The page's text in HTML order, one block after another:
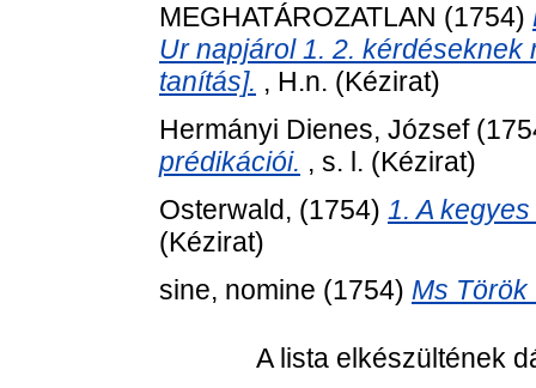
MEGHATÁROZATLAN (1754)
Ur napjárol 1. 2.
tanítás]. , H.n. (Kézirat)
Hermányi Dienes, József
prédikációi. , s. l. (Kézirat)
Osterwald, (1754) 1. A
(Kézirat)
sine, nomine (1754) Ms Török
A lista elkészültének